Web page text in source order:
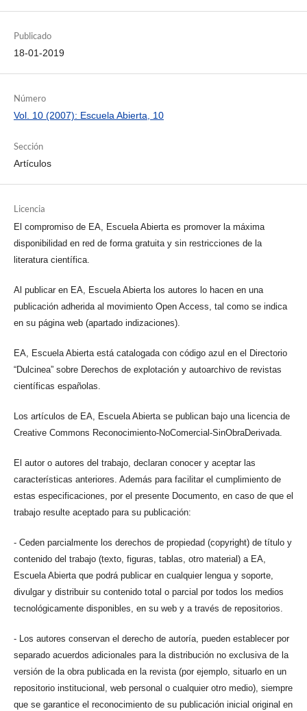
Publicado
18-01-2019
Número
Vol. 10 (2007): Escuela Abierta, 10
Sección
Artículos
Licencia
El compromiso de EA, Escuela Abierta es promover la máxima
disponibilidad en red de forma gratuita y sin restricciones de la
literatura científica.
Al publicar en EA, Escuela Abierta los autores lo hacen en una
publicación adherida al movimiento Open Access, tal como se indica
en su página web (apartado indizaciones).
EA, Escuela Abierta está catalogada con código azul en el Directorio
“Dulcinea” sobre Derechos de explotación y autoarchivo de revistas
científicas españolas.
Los artículos de EA, Escuela Abierta se publican bajo una licencia de
Creative Commons Reconocimiento-NoComercial-SinObraDerivada.
El autor o autores del trabajo, declaran conocer y aceptar las
características anteriores. Además para facilitar el cumplimiento de
estas especificaciones, por el presente Documento, en caso de que el
trabajo resulte aceptado para su publicación:
- Ceden parcialmente los derechos de propiedad (copyright) de título y
contenido del trabajo (texto, figuras, tablas, otro material) a EA,
Escuela Abierta que podrá publicar en cualquier lengua y soporte,
divulgar y distribuir su contenido total o parcial por todos los medios
tecnológicamente disponibles, en su web y a través de repositorios.
- Los autores conservan el derecho de autoría, pueden establecer por
separado acuerdos adicionales para la distribución no exclusiva de la
versión de la obra publicada en la revista (por ejemplo, situarlo en un
repositorio institucional, web personal o cualquier otro medio), siempre
que se garantice el reconocimiento de su publicación inicial original en